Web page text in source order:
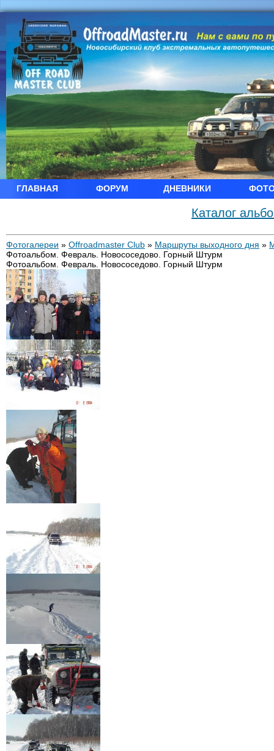
ГЛАВНАЯ ФОРУМ ДНЕВНИКИ
Каталог
Фотогалереи » Offroadmaster Club » Маршруты выходного дня »
Фотоальбом. Февраль. Новососедово. Горный Штурм
Фотоальбом. Февраль. Новососедово. Горный Штурм